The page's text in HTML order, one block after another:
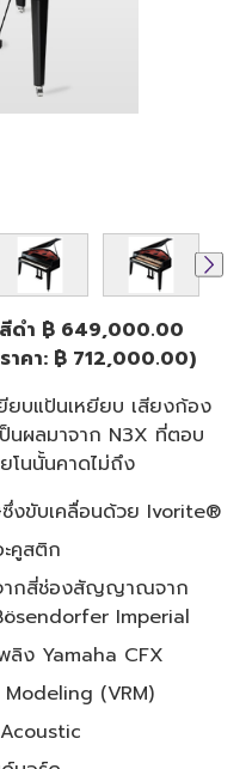
สีดำ ฿ 649,000.00
าคา: ฿ 712,000.00)
ยบแป้นเหยียบ เสียงก้อง
นผลมาจาก N3X ที่ตอบ
โนนั้นคาดไม่ถึง
ซึ่งขับเคลื่อนด้วย Ivorite®
คูสติก
ากสี่ช่องสัญญาณจาก
Imperial
ลิง Yamaha CFX
(VRM)